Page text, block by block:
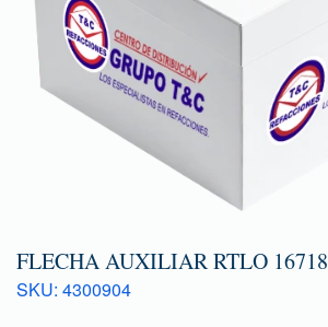
FLECHA AUXILIAR RTLO 16718
SKU: 4300904